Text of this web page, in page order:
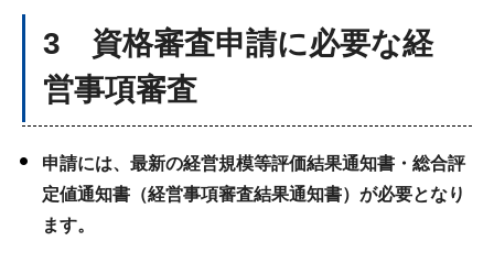
3 資格審査申請に必要な経
営事項審査
申請には、最新の経営規模等評価結果通知書・総合評
定値通知書（経営事項審査結果通知書）が必要となり
ます。